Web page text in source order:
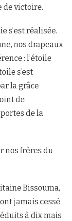
de victoire.
s’est réalisée.
nos drapeaux
: l’étoile
s’est
la grâce
de
de la
nos frères du
Bissouma,
jamais cessé
à dix mais